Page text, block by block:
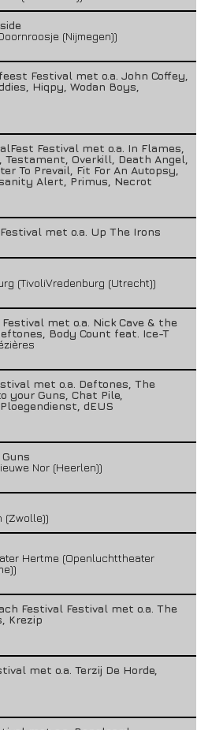
(Nijmegen))
Festival met o.a. John Coffey,
Hiqpy, Wodan Boys,
Festival met o.a. In Flames,
Testament, Overkill, Death Angel,
To Prevail, Fit For An Autopsy,
Alert, Primus, Necrot
met o.a. Up The Irons
(TivoliVredenburg (Utrecht))
met o.a. Nick Cave & the
Body Count feat. Ice-T
met o.a. Deftones, The
your Guns, Chat Pile,
dEUS
Nor (Heerlen))
(Zwolle))
Hertme (Openluchttheater
Festival Festival met o.a. The
Krezip
met o.a. Terzij De Horde,